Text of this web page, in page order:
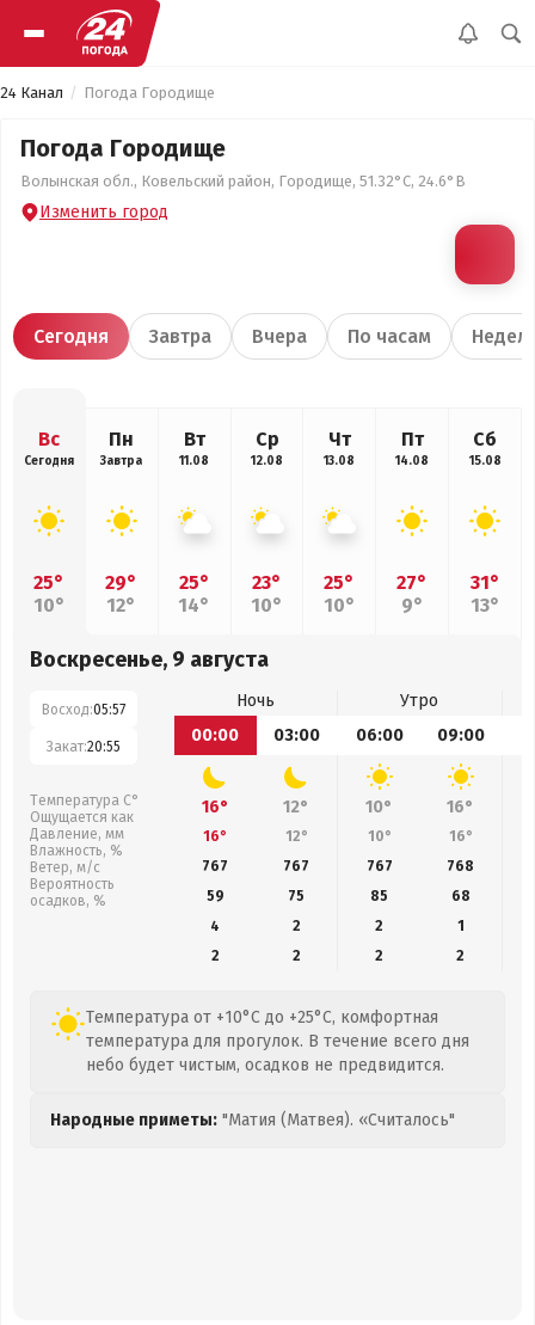
24 Канал Погода Городище
Погода Городище
Волынская обл., Ковельский район, Городище, 51.32°С, 24.6°В
Изменить город
Сегодня Завтра Вчера По часам
Вс
Сегодня
25°
10°
Пн
Завтра
29°
12°
Вт
11.08
25°
14°
Ср
12.08
23°
10°
Чт
13.08
25°
10°
Пт
14.08
27°
9°
Сб
15.08
31°
13°
Воскресенье, 9 августа
Восход:05:57
Закат:20:55
Температура С°
Ощущается как
Давление, мм
Влажность, %
Ветер, м/с
Вероятность
осадков, %
Ночь
Утро
00:00
03:00 06:00 09:00
16° 12° 10° 16°
16° 12° 10° 16°
767
767 767 768
59
75 85 68
4
2 2
1
2
2 2 2
Температура от +10°C до +25°C, комфортная
температура для прогулок. В течение всего дня
небо будет чистым, осадков не предвидится.
Народные приметы: "Матия (Матвея). «Считалось"